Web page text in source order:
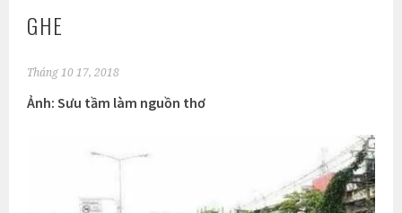
GHE
Tháng 10 17, 2018
Ảnh: Sưu tầm làm nguồn thơ